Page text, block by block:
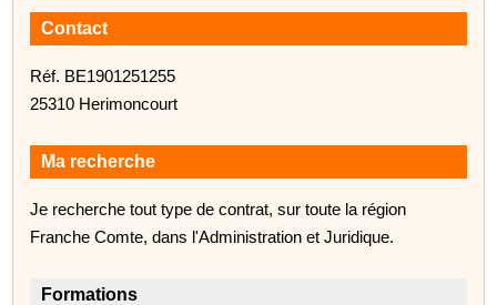
Contact
Réf. BE1901251255
25310 Herimoncourt
Ma recherche
Je recherche tout type de contrat, sur toute la région
Franche Comte, dans l'Administration et Juridique.
Formations